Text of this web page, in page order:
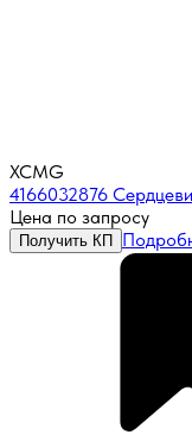
XCMG
4166032876
Цена по запросу
Получить КП